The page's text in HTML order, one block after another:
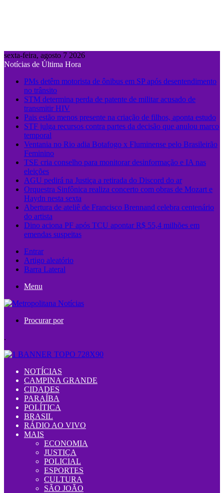
sexta-feira, agosto 7 2026
Notícias de Última Hora
PMs detêm motorista de ônibus em SP após desentendimento
no trânsito
STM determina perda de patente de militar acusado de
transmitir HIV
Pais estão menos presente na criação de filhos, aponta estudo
STF julga recursos contra partes da decisão que anulou marco
temporal
Ventania no Rio adia Botafogo x Fluminense pelo Brasileirão
Feminino
TSE cria conselho para monitorar desinformação e IA nas
eleições
AGU pedirá na Justiça a retirada do Discord do ar
Orquestra Sinfônica realiza concerto com obras de Mozart e
Haydn nesta sexta
Abertura de ateliê de Francisco Brennand celebra centenário
do artista
Dino aciona PF após TCU apontar R$ 55,4 milhões em
emendas suspeitas
Entrar
Artigo aleatório
Barra Lateral
Menu
Procurar por
.
NOTÍCIAS
CAMPINA GRANDE
CIDADES
PARAÍBA
POLÍTICA
BRASIL
RÁDIO AO VIVO
MAIS
ECONOMIA
JUSTIÇA
POLICIAL
ESPORTES
CULTURA
SÃO JOÃO